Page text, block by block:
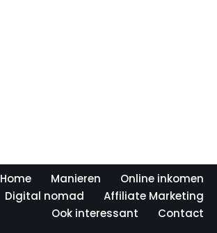
Home Manieren
Online inkomen
Digital nomad
Affiliate Marketing
Ook interessant
Contact